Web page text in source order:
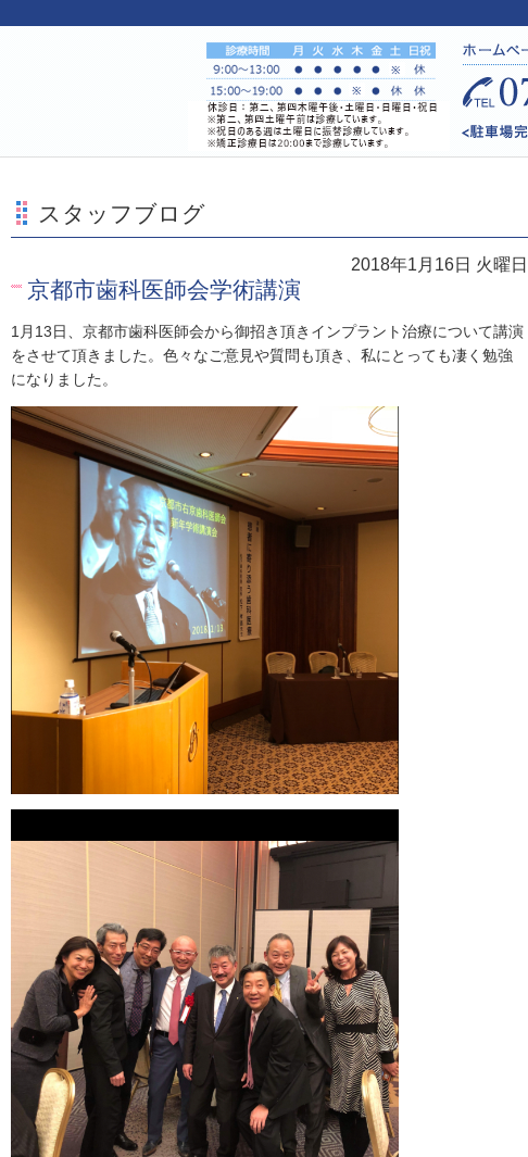
スタッフブログ
2018年1月16日 火曜日
京都市歯科医師会学術講演
1月13日、京都市歯科医師会から御招き頂きインプラント治療について講演
をさせて頂きました。色々なご意見や質問も頂き、私にとっても凄く勉強
になりました。